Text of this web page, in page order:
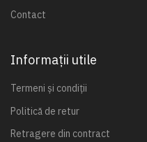
Contact
Informații utile
Termeni și condiții
Politică de retur
Retragere din contract